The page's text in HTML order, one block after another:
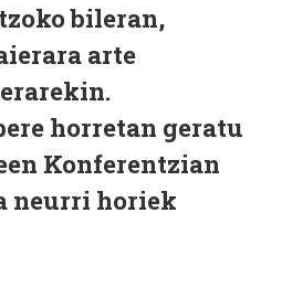
bileran,
arte
horretan geratu
Konferentzian
neurri horiek